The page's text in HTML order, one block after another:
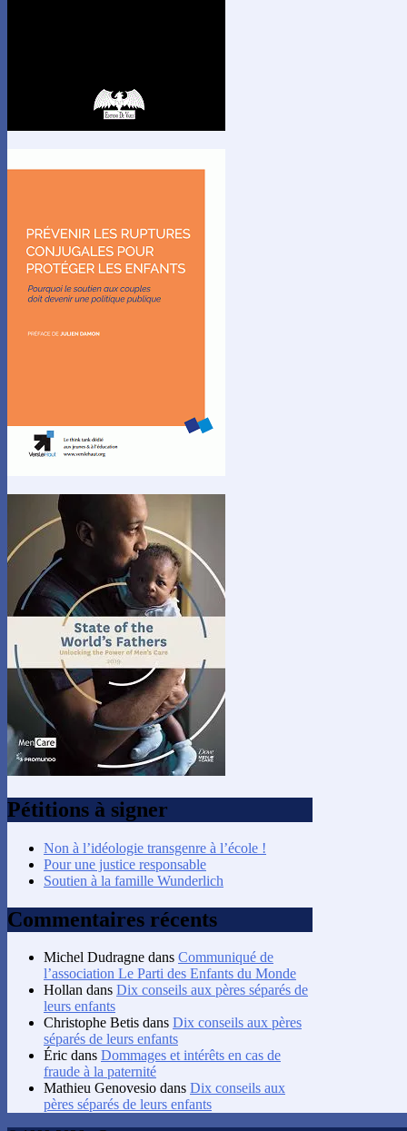
Pétitions à signer
Non à l’idéologie transgenre à l’école !
Pour une justice responsable
Soutien à la famille Wunderlich
Commentaires récents
Michel Dudragne dans Communiqué de
l’association Le Parti des Enfants du Monde
Hollan dans Dix conseils aux pères séparés de
leurs enfants
Christophe Betis dans Dix conseils aux pères
séparés de leurs enfants
Éric dans Dommages et intérêts en cas de
fraude à la paternité
Mathieu Genovesio dans Dix conseils aux
pères séparés de leurs enfants